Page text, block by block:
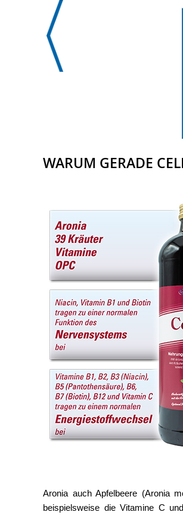
WARUM GERADE
Aronia auch Apfelbeere (Aronia
beispielsweise die Vitamine C